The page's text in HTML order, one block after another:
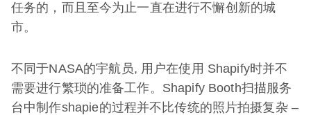
任务的，而且至今为止一直在进行不懈创新的城
市。
不同于NASA的宇航员, 用户在使用 Shapify时并不
需要进行繁琐的准备工作。Shapify Booth扫描服务
台中制作shapie的过程并不比传统的照片拍摄复杂 –